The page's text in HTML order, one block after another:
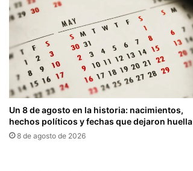
Un 8 de agosto en la historia: nacimientos,
hechos políticos y fechas que dejaron huella
8 de agosto de 2026